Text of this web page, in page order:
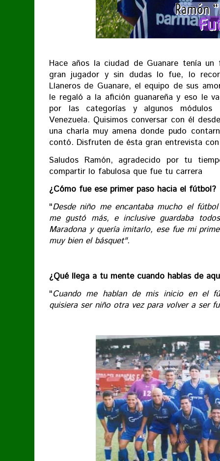
Hace años la ciudad de Guanare tenía
gran jugador y sin dudas lo fue, lo
Llaneros de Guanare, el equipo de sus
le regaló a la afición guanareña y eso le
por las categorías y algunos
Venezuela. Quisimos conversar con él
una charla muy amena donde pudo
contó. Disfruten de ésta gran entrevista
Saludos Ramón, agradecido por tu
compartir lo fabulosa que fue tu carrera
¿Cómo fue ese primer paso hacia el fútbol?
"Desde niño me encantaba mucho el
me gustó más, e inclusive guardaba
Maradona y quería imitarlo, ese fue mi
muy bien el básquet".
¿Qué llega a tu mente cuando hablas de
"Cuando me hablan de mis inicio en el
quisiera ser niño otra vez para volver a ser